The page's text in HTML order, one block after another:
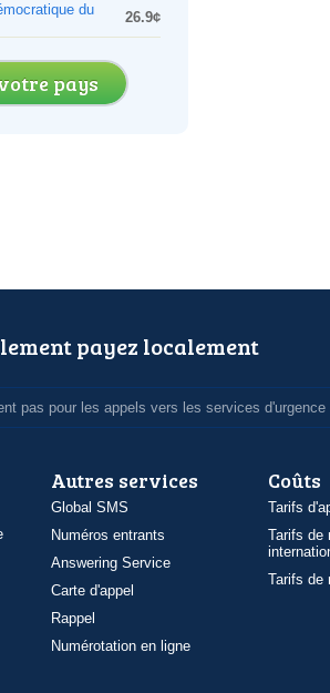
du
26.9¢
pays
payez localement
pas pour les appels vers les services d'urgence
Autres services
Global SMS
Numéros entrants
Answering Service
Carte d'appel
Rappel
Numérotation en ligne
Coûts
Tarifs
Tarifs de
Tarifs de